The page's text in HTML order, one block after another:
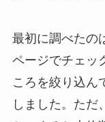
最初に調べたの
ページでチェッ
ころを絞り込ん
しました。ただ